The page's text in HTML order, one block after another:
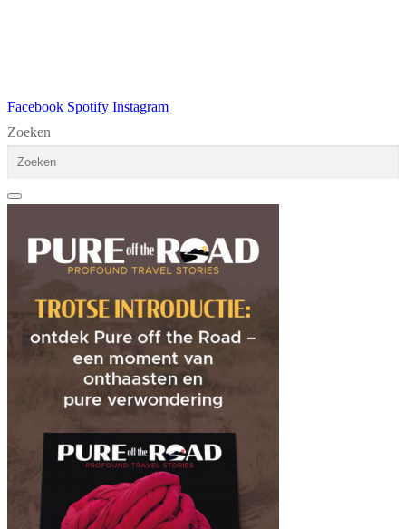
Facebook Spotify Instagram
Zoeken